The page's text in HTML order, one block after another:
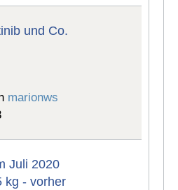
und Co.
marionws
Juli 2020
kg - vorher